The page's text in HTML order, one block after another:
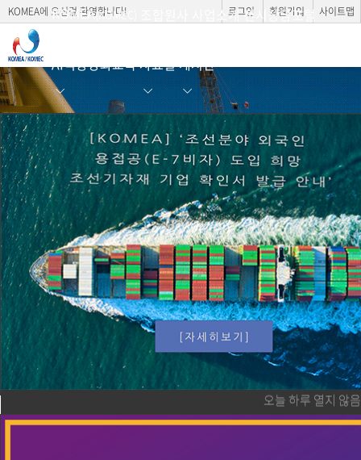
KOMEA에 오신걸 환영합니다! 로그인 회원가입 사이트맵
KOMEA(KOMEC) 사업소개전시상담포털
AI역량강화교육자료실게시판
Korea Marine Equipment
Association
To promote the development of marine equip
ment industries.
News Room
오늘 하루 열지 않